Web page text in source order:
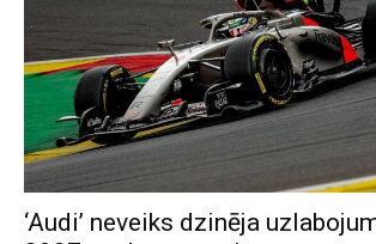
‘Audi’ neveiks dzinēja